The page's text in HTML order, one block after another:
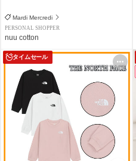
Mardi Mercredi
PERSONAL SHOPPER
nuu cotton
タイムセール